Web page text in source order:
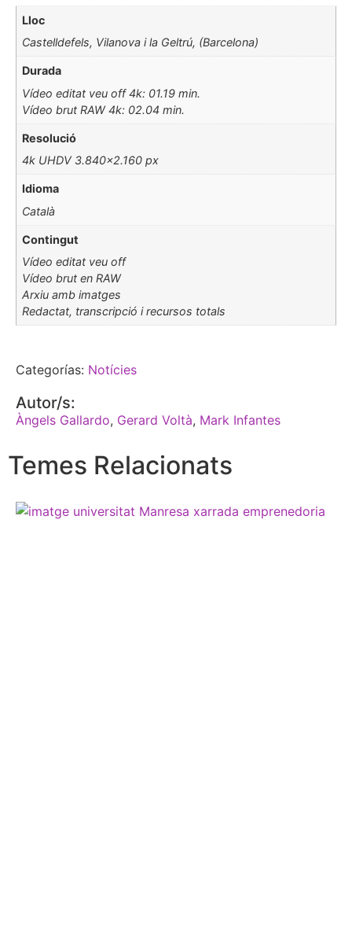
Lloc
Castelldefels, Vilanova i la Geltrú, (Barcelona)
Durada
Vídeo editat veu off 4k: 01.19 min.
Vídeo brut RAW 4k: 02.04 min.
Resolució
4k UHDV 3.840×2.160 px
Idioma
Català
Contingut
Vídeo editat veu off
Vídeo brut en RAW
Arxiu amb imatges
Redactat, transcripció i recursos totals
Categorías: Notícies
Autor/s:
Àngels Gallardo, Gerard Voltà, Mark Infantes
Temes Relacionats